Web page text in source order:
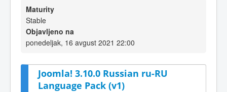
Maturity
Stable
Objavljeno na
ponedeljak, 16 avgust 2021 22:00
Joomla! 3.10.0 Russian ru-RU
Language Pack (v1)